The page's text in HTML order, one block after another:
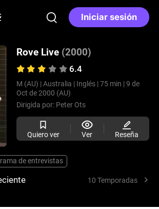
Iniciar sesión
Rove Live (2000)
6.4
M (AU) | Australia | Inglés | 75 min | 9 de
Oct de 2000 (AU)
Dirigida por: Peter Ots
Quiero ver Ver Reseña
de entrevistas
10 Temporadas